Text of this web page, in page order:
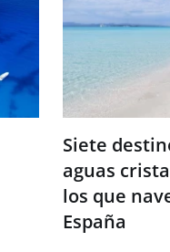
Siete
aguas
los que
España